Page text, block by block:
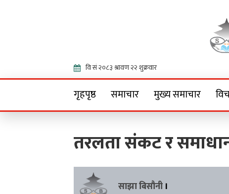
गृहपृष्ठ समाचार मुख्य समाचार
तरलता संकट र
साझा बिसौनी ।